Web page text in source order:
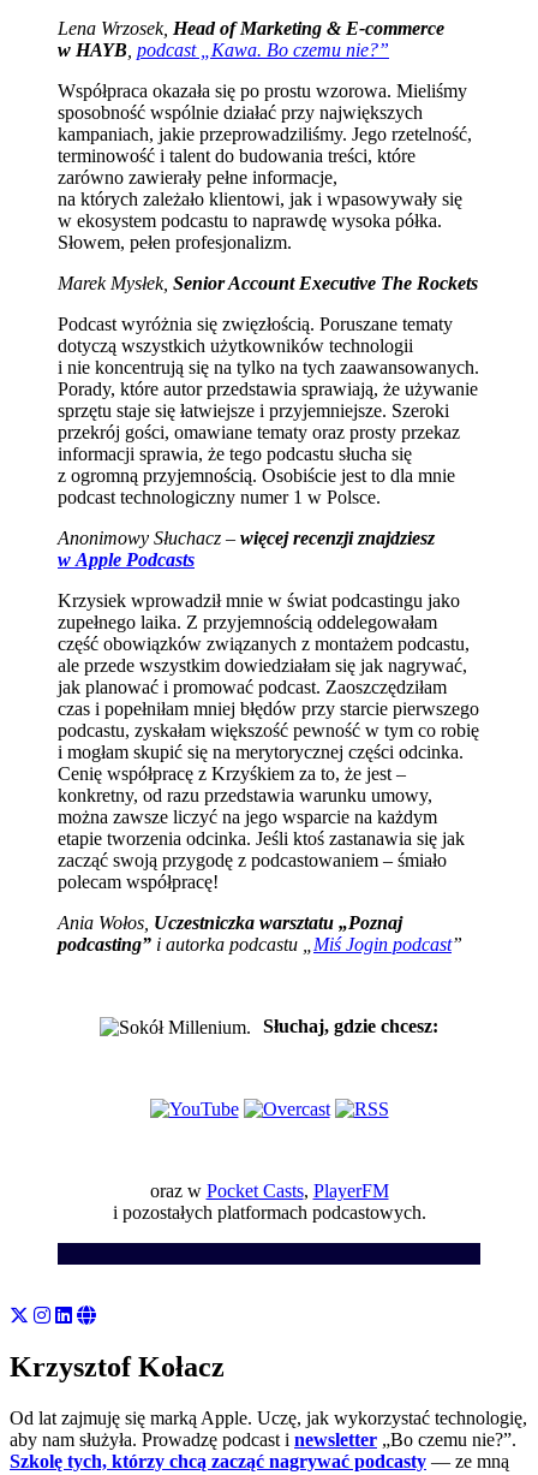
Lena Wrzosek, Head of Marketing & E-commerce
w HAYB podcast „Kawa. Bo czemu nie?”
Współpraca okazała się po prostu wzorowa. Mieliśmy
sposobność wspólnie działać przy największych
kampaniach, jakie przeprowadziliśmy. Jego rzetelność,
terminowość i talent do budowania treści, które
zarówno zawierały pełne informacje,
na których zależało klientowi, jak i wpasowywały się
w ekosystem podcastu to naprawdę wysoka półka.
Słowem, pełen profesjonalizm.
Marek Mysłek, Senior Account Executive The Rockets
Podcast wyróżnia się zwięzłością. Poruszane tematy
dotyczą wszystkich użytkowników technologii
i nie koncentrują się na tylko na tych zaawansowanych.
Porady, które autor przedstawia sprawiają, że używanie
sprzętu staje się łatwiejsze i przyjemniejsze. Szeroki
przekrój gości, omawiane tematy oraz prosty przekaz
informacji sprawia, że tego podcastu słucha się
z ogromną przyjemnością. Osobiście jest to dla mnie
podcast technologiczny numer 1 w Polsce.
Anonimowy Słuchacz – więcej recenzji znajdziesz
w Apple Podcasts
Krzysiek wprowadził mnie w świat podcastingu jako
zupełnego laika. Z przyjemnością oddelegowałam
część obowiązków związanych z montażem podcastu,
ale przede wszystkim dowiedziałam się jak nagrywać,
jak planować i promować podcast. Zaoszczędziłam
czas i popełniłam mniej błędów przy starcie pierwszego
podcastu, zyskałam większość pewność w tym co robię
i mogłam skupić się na merytorycznej części odcinka.
Cenię współpracę z Krzyśkiem za to, że jest –
konkretny, od razu przedstawia warunku umowy,
można zawsze liczyć na jego wsparcie na każdym
etapie tworzenia odcinka. Jeśli ktoś zastanawia się jak
zacząć swoją przygodę z podcastowaniem – śmiało
polecam współpracę!
Ania Wołos, Uczestniczka warsztatu „Poznaj
podcasting” i autorka podcastu „ Miś Jogin podcast”
Słuchaj, gdzie chcesz:
oraz w Pocket Casts, PlayerFM
i pozostałych platformach podcastowych.
Krzysztof Kołacz
Od lat zajmuję się marką Apple. Uczę, jak wykorzystać technologię,
aby nam służyła. Prowadzę podcast i newsletter „Bo czemu nie?”.
Szkolę tych, którzy chcą zacząć nagrywać podcasty — ze mną